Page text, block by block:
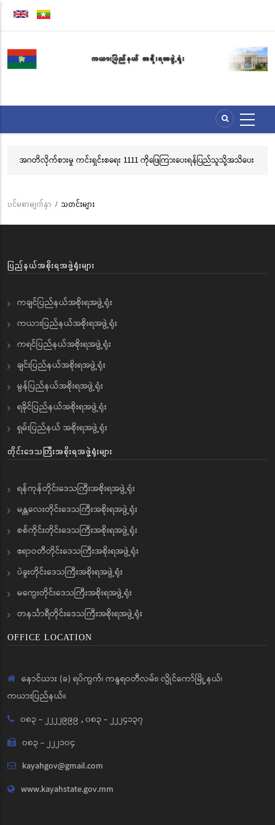
အဓိက
အကြောင်းအရာ
သွား
မည်
အဂတိလိုက်စားမှု ကင်းရှင်းစရေး 1111 ကိုဖြေကြားပေးရန်ပြည်သူသို့အသိပေး
Breadcrumb
ပင်မစာမျက်နှာ / သတင်းများ
ပြည်နယ်အစိုးရအဖွဲ့ရုံးများ
ကချင်ပြည်နယ်အစိုးရအဖွဲ့ရုံး
ကယားပြည်နယ်အစိုးရအဖွဲ့ရုံး
ကရင်ပြည်နယ်အစိုးရအဖွဲ့ရုံး
ချင်းပြည်နယ်အစိုးရအဖွဲ့ရုံး
မွန်ပြည်နယ်အစိုးရအဖွဲ့ရုံး
ရခိုင်ပြည်နယ်အစိုးရအဖွဲ့ရုံး
ရှမ်းပြည်နယ် အစိုးရအဖွဲ့ရုံး
တိုင်းဒေသကြီးအစိုးရအဖွဲ့ရုံးများ
ရန်ကုန်တိုင်းဒေသကြီးအစိုးရအဖွဲ့ရုံး
မန္တလေးတိုင်းဒေသကြီးအစိုးရအဖွဲ့ရုံး
စစ်ကိုင်းတိုင်းဒေသကြီးအစိုးရအဖွဲ့ရုံး
ဧရာဝတီတိုင်းဒေသကြီးအစိုးရအဖွဲ့ရုံး
ပဲခူးတိုင်းဒေသကြီးအစိုးရအဖွဲ့ရုံး
မကွေးတိုင်းဒေသကြီးအစိုးရအဖွဲ့ရုံး
တနင်္သာရီတိုင်းဒေသကြီးအစိုးရအဖွဲ့ရုံး
OFFICE LOCATION
နောင်ယား (ခ) ရပ်ကွက်၊ ကန္ဒရဝတီလမ်း၊ လွိုင်ကော်မြို့နယ်၊
ကယားပြည်နယ်။
၀၈၃ - ၂၂၂၂၉၉၉ ,၀၈၃ - ၂၂၂၄၁၃၇
၀၈၃ - ၂၂၂၁၀၄
kayahgov@gmail.com
www.kayahstate.gov.mm